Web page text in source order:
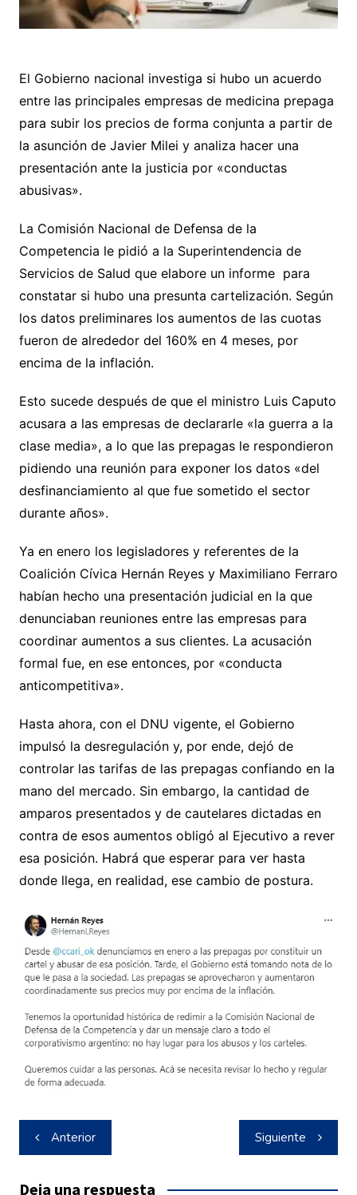
El Gobierno nacional investiga si hubo un acuerdo
entre las principales empresas de medicina prepaga
para subir los precios de forma conjunta a partir de
la asunción de Javier Milei y analiza hacer una
presentación ante la justicia por «conductas
abusivas».
La Comisión Nacional de Defensa de la
Competencia le pidió a la Superintendencia de
Servicios de Salud que elabore un informe para
constatar si hubo una presunta cartelización. Según
los datos preliminares los aumentos de las cuotas
fueron de alrededor del 160% en 4 meses, por
encima de la inflación.
Esto sucede después de que el ministro Luis Caputo
acusara a las empresas de declararle «la guerra a la
clase media», a lo que las prepagas le respondieron
pidiendo una reunión para exponer los datos «del
desfinanciamiento al que fue sometido el sector
durante años».
Ya en enero los legisladores y referentes de la
Coalición Cívica Hernán Reyes y Maximiliano Ferraro
habían hecho una presentación judicial en la que
denunciaban reuniones entre las empresas para
coordinar aumentos a sus clientes. La acusación
formal fue, en ese entonces, por «conducta
anticompetitiva».
Hasta ahora, con el DNU vigente, el Gobierno
impulsó la desregulación y, por ende, dejó de
controlar las tarifas de las prepagas confiando en la
mano del mercado. Sin embargo, la cantidad de
amparos presentados y de cautelares dictadas en
contra de esos aumentos obligó al Ejecutivo a rever
esa posición. Habrá que esperar para ver hasta
donde llega, en realidad, ese cambio de postura.
Navegación
de
entradas
Anterior Siguiente
Deja una respuesta